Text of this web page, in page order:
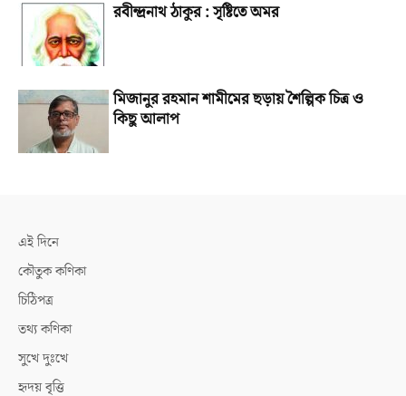
রবীন্দ্রনাথ ঠাকুর : সৃষ্টিতে অমর
মিজানুর রহমান শামীমের ছড়ায় শৈল্পিক চিত্র ও
কিছু আলাপ
এই দিনে
কৌতুক কণিকা
চিঠিপত্র
তথ্য কণিকা
সুখে দুঃখে
হৃদয় বৃত্তি